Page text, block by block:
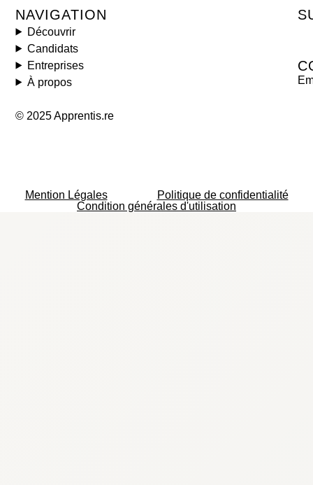
NAVIGATION
Découvrir
Candidats
Entreprises
À propos
© 2025 Apprentis.re
Mention Légales
Politique de confidentialité
Condition générales d'utilisation